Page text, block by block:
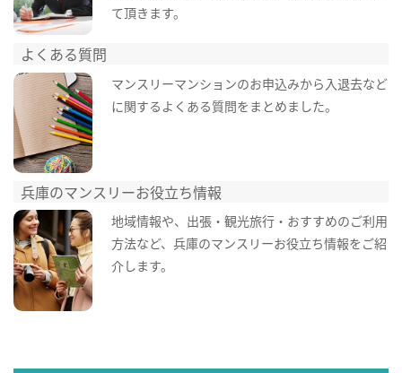
て頂きます。
よくある質問
マンスリーマンションのお申込みから入退去など
に関するよくある質問をまとめました。
兵庫のマンスリーお役立ち情報
地域情報や、出張・観光旅行・おすすめのご利用
方法など、兵庫のマンスリーお役立ち情報をご紹
介します。